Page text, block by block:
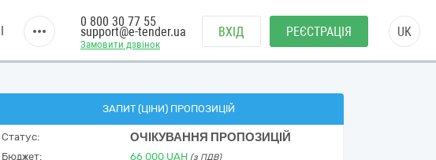
Замовити дзвінок
0 800 30 77 55
support@e-tender.ua ВХІД РЕЄСТРАЦІЯ UK
ЗАПИТ (ЦІНИ) ПРОПОЗИЦІЙ
Статус: ОЧІКУВАННЯ ПРОПОЗИЦІЙ
Бюджет: 66 000 UAH (з ПДВ)